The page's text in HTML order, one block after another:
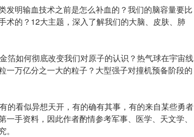
发明输血技术之前是怎么补血的？我们的脑容量要比
术的？12大主题，深入了解我们的大脑、皮肤、肺
箔如何彻底改变我们对原子的认识？热气球在宇宙线
一万亿分之一大的粒子？大型强子对撞机预备阶段的
的看似异想天开，有的确有其事，有的来自某些勇者
手资料，因此作者酌情参考军事、医学、天文学、